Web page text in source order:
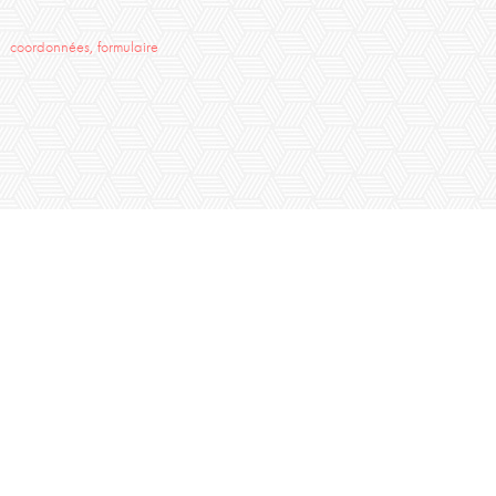
coordonnées, formulaire